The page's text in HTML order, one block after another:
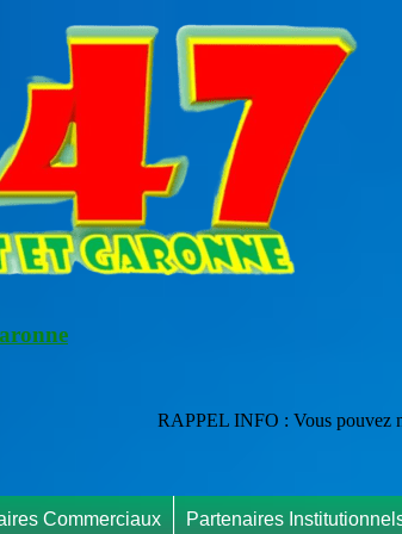
RAPPEL INFO : Vous pouvez nous transmettre
Commerciaux Partenaires